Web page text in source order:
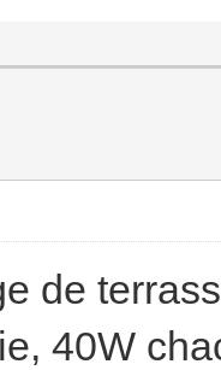
de
40W